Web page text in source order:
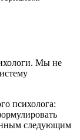
Мы не
психолога:
следующим